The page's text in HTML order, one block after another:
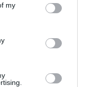
my
7 - Matilde Ghirardello